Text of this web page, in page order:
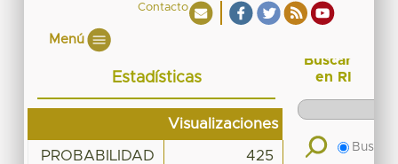
Contacto
Menú
Estadísticas
Visualizaciones
PROBABILIDAD
425
Buscar
en RI
Buscar